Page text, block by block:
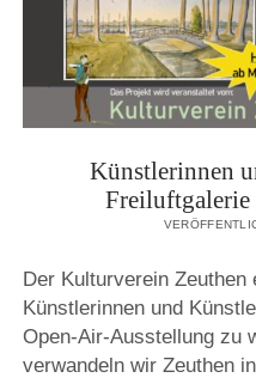
Künstlerinnen
Freiluftgalerie
Der Kulturverein Zeuthen
Künstlerinnen und
Open-Air-Ausstellung zu
verwandeln wir Zeuthen